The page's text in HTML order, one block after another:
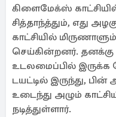
கிளைமேக்ஸ்
சித்தாந்த்தும், எது
காட்சியில்
செய்கின்றனர். தனக்கு
உடலமைப்பில் இருக்க
டயட்டில் இருந்து,
உடைந்து அழும்
நடித்துள்ளார்.